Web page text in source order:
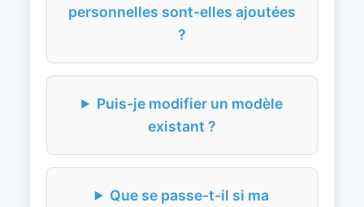
personnelles sont-elles ajoutées
?
Puis-je modifier un modèle
existant ?
Que se passe-t-il si ma